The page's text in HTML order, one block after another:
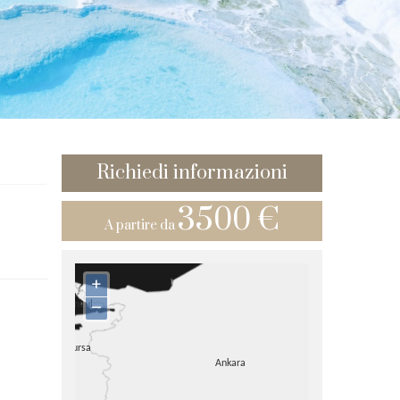
Richiedi informazioni
A partire da 3500 €
+
–